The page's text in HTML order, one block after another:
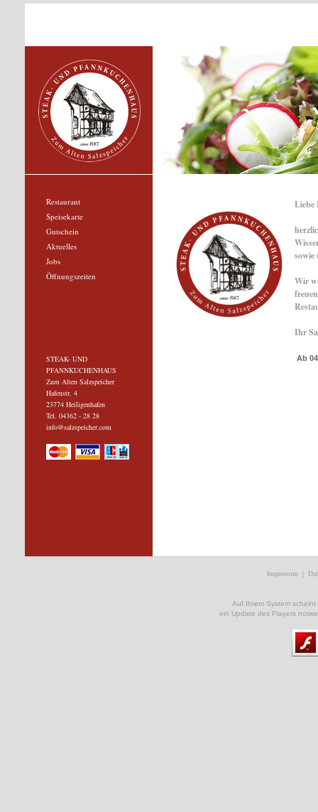
Restaurant
Speisekarte
Gutschein
Aktuelles
Jobs
Öffnungszeiten
STEAK- UND
PFANNKUCHENHAUS
Zum Alten Salzspeicher
Hafenstr. 4
23774 Heiligenhafen
Tel. 04362 - 28 28
info@salzspeicher.com
Liebe
sowie
Wir
Ihr
Ab
Impressum |
Auf Ihrem System
ein Update des Players